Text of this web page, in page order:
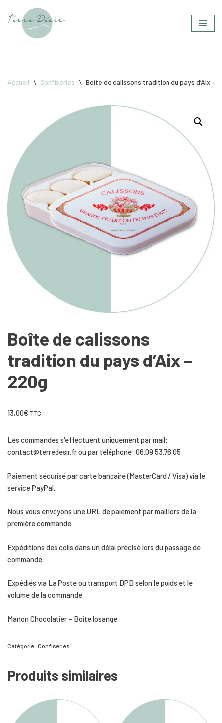
Accueil \ Confiseries \ Boîte de calissons tradition du pays d’Aix –
Boîte de calissons
tradition du pays d’Aix –
220g
13,00€ TTC
Les commandes s'effectuent uniquement par mail:
contact@terredesir.fr ou par téléphone: 06.09.53.76.05
Paiement sécurisé par carte bancaire (MasterCard / Visa) via le
service PayPal.
Nous vous envoyons une URL de paiement par mail lors de la
première commande.
Expéditions des colis dans un délai précisé lors du passage de
commande.
Expédiés via La Poste ou transport DPD selon le poids et le
volume de la commande.
Manon Chocolatier – Boîte losange
Catégorie : Confiseries
Produits similaires